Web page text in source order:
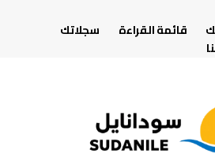
قائمة القراءة
سجلاتك